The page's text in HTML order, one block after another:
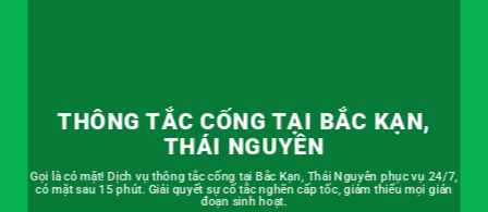
THÔNG TẮC CỐNG TẠI BẮC KẠN,
THÁI NGUYÊN
Gọi là có mặt! Dịch vụ thông tắc cống tại Bắc Kạn, Thái Nguyên phục vụ 24/7,
có mặt sau 15 phút. Giải quyết sự cố tắc nghẽn cấp tốc, giảm thiểu mọi gián
đoạn sinh hoạt.